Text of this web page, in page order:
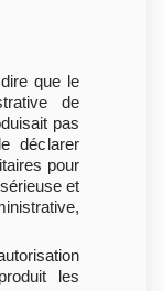
que le
de
pas
déclarer
pour
et
les